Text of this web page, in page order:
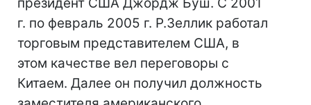
г. по февраль 2005 г. Р.Зеллик работал
торговым представителем США, в
этом качестве вел переговоры с
Китаем. Далее он получил должность